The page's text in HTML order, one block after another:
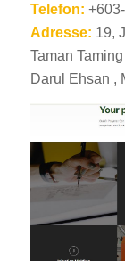
Telefon:
Adresse: 19,
Taman
Darul Ehsan ,